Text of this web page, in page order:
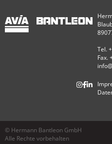
Tel.
Fax.
© Hermann Bantleon GmbH
Alle Rechte vorbehalten